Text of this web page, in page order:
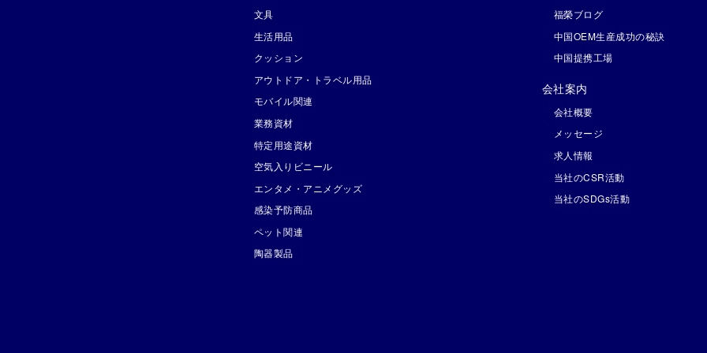
文具
生活用品
クッション
アウトドア・トラベル用品
モバイル関連
業務資材
特定用途資材
空気入りビニール
エンタメ・アニメグッズ
感染予防商品
ペット関連
陶器製品
福榮ブログ
中国OEM生産成功の秘訣
中国提携工場
会社案内
会社概要
メッセージ
求人情報
当社のCSR活動
当社のSDGs活動